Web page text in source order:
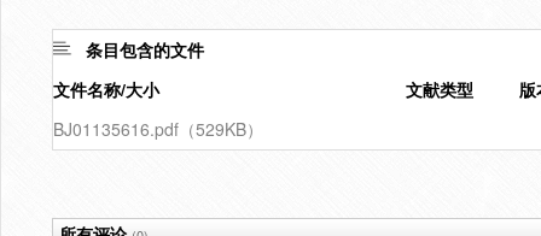
条目包含的文件
文件名称/大小
文献类型
版
BJ01135616.pdf（529KB）